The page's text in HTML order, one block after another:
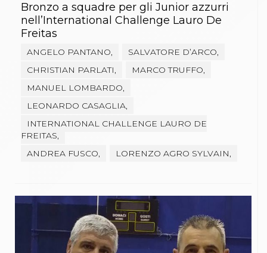
Bronzo a squadre per gli Junior azzurri
nell’International Challenge Lauro De
Freitas
ANGELO PANTANO,
SALVATORE D’ARCO,
CHRISTIAN PARLATI,
MARCO TRUFFO,
MANUEL LOMBARDO,
LEONARDO CASAGLIA,
INTERNATIONAL CHALLENGE LAURO DE
FREITAS,
ANDREA FUSCO,
LORENZO AGRO SYLVAIN,